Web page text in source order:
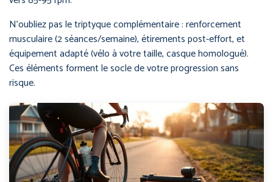
N’oubliez pas le triptyque complémentaire : renforcement
musculaire (2 séances/semaine), étirements post-effort, et
équipement adapté (vélo à votre taille, casque homologué).
Ces éléments forment le socle de votre progression sans
risque.